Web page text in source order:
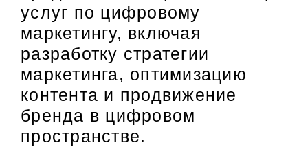
услуг по цифровому
маркетингу, включая
разработку стратегии
маркетинга, оптимизацию
контента и продвижение
бренда в цифровом
пространстве.